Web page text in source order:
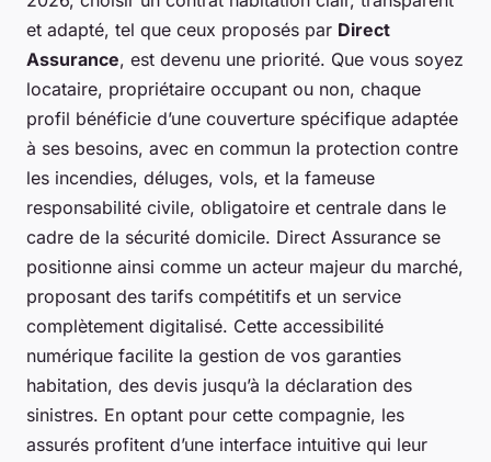
et adapté, tel que ceux proposés par Direct
Assurance, est devenu une priorité. Que vous soyez
locataire, propriétaire occupant ou non, chaque
profil bénéficie d’une couverture spécifique adaptée
à ses besoins, avec en commun la protection contre
les incendies, déluges, vols, et la fameuse
responsabilité civile, obligatoire et centrale dans le
cadre de la sécurité domicile. Direct Assurance se
positionne ainsi comme un acteur majeur du marché,
proposant des tarifs compétitifs et un service
complètement digitalisé. Cette accessibilité
numérique facilite la gestion de vos garanties
habitation, des devis jusqu’à la déclaration des
sinistres. En optant pour cette compagnie, les
assurés profitent d’une interface intuitive qui leur